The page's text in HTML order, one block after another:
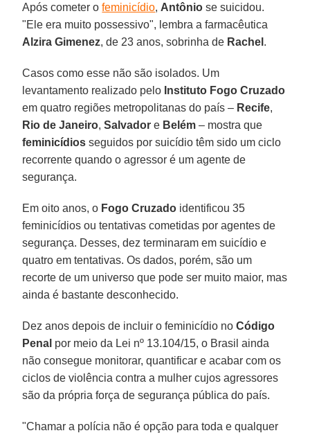
Após cometer ofeminicídio, Antônio se suicidou.
"Ele era muito possessivo", lembra a farmacêutica
Alzira Gimenez, de 23 anos, sobrinha de Rachel .
Casos como esse não são isolados. Um
levantamento realizado pelo Instituto Fogo Cruzado
em quatro regiões metropolitanas do país – Recife,
Rio de Janeiro,Salvador e Belém – mostra que
feminicídios seguidos por suicídio têm sido um ciclo
recorrente quando o agressor é um agente de
segurança.
Em oito anos, o Fogo Cruzado identificou 35
feminicídios ou tentativas cometidas por agentes de
segurança. Desses, dez terminaram em suicídio e
quatro em tentativas. Os dados, porém, são um
recorte de um universo que pode ser muito maior, mas
ainda é bastante desconhecido.
Dez anos depois de incluir o feminicídio noCódigo
Penal por meio da Lei nº 13.104/15, o Brasil ainda
não consegue monitorar, quantificar e acabar com os
ciclos de violência contra a mulher cujos agressores
são da própria força de segurança pública do país.
"Chamar a polícia não é opção para toda e qualquer